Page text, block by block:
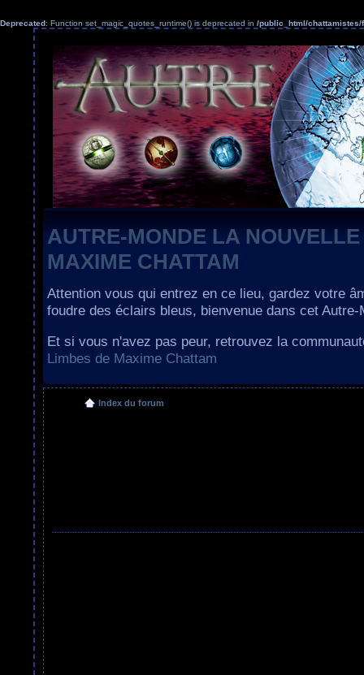
Deprecated: Function set_magic_quotes_runtime() is deprecated in /public_html/chattamistes/
AUTRE-MONDE LA
MAXIME CHATTAM
Attention vous qui entrez en ce lieu, gardez votre
foudre des éclairs bleus, bienvenue dans cet Autre-
Et si vous n'avez pas peur, retrouvez la
Limbes de Maxime Chattam
Index du forum